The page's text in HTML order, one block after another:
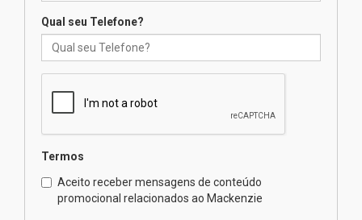
Professora do Mackenzie é
finalista do Prêmio Jabuti com
04.08.2026
internacionais
03.08.2026
Qual seu Telefone?
Termos
Aceito receber mensagens de conteúdo
promocional relacionados ao Mackenzie